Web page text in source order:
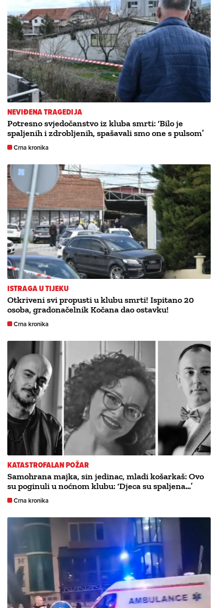
NEVIĐENA TRAGEDIJA
Potresno svjedočanstvo iz kluba smrti: ‘Bilo je
spaljenih i zdrobljenih, spašavali smo one s pulsom’
Crna kronika
ISTRAGA U TIJEKU
Otkriveni svi propusti u klubu smrti! Ispitano 20
osoba, gradonačelnik Kočana dao ostavku!
Crna kronika
KATASTROFALAN POŽAR
Samohrana majka, sin jedinac, mladi košarkaš: Ovo
su poginuli u noćnom klubu: ‘Djeca su spaljena…’
Crna kronika